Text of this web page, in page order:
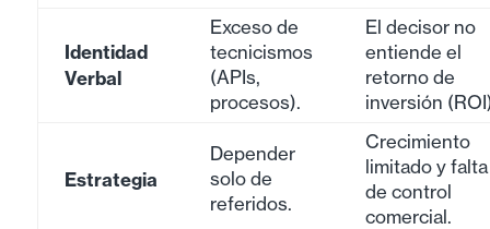
Identidad
Verbal
Exceso de
tecnicismos
(APIs,
procesos).
El decisor no
entiende el
retorno de
inversión
Estrategia
Depender
solo de
referidos.
Crecimiento
limitado y falta
de control
comercial.